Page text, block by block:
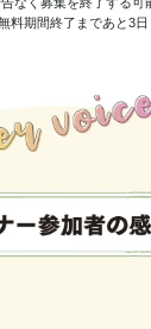
なく募集を終了する可
料期間終了まであと3日